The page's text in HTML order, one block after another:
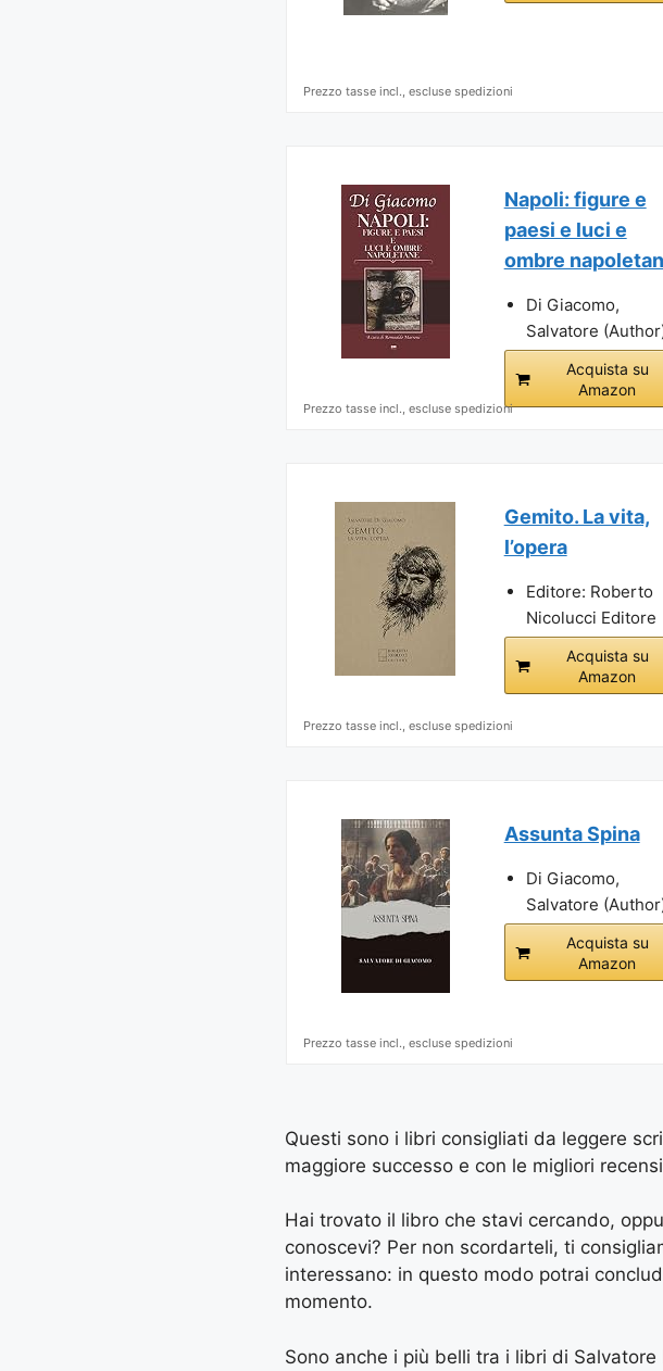
Prezzo tasse incl., escluse spedizioni
Napoli: figure e
paesi e luci e
ombre
Di Giacomo,
Salvatore
Acquista su
Amazon
Prezzo tasse incl., escluse spedizioni
Gemito. La vita,
l’opera
Editore: Roberto
Nicolucci Editore
Acquista su
Amazon
Prezzo tasse incl., escluse spedizioni
Assunta Spina
Di Giacomo,
Salvatore
Acquista su
Amazon
Prezzo tasse incl., escluse spedizioni
Questi sono i libri consigliati da leggere
maggiore successo e con le migliori
Hai trovato il libro che stavi cercando,
conoscevi? Per non scordarteli, ti
interessano: in questo modo potrai
momento.
Sono anche i più belli tra i libri di